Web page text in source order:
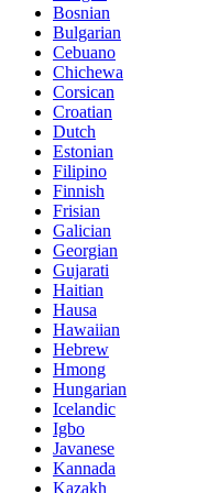
Bosnian
Bulgarian
Cebuano
Chichewa
Corsican
Croatian
Dutch
Estonian
Filipino
Finnish
Frisian
Galician
Georgian
Gujarati
Haitian
Hausa
Hawaiian
Hebrew
Hmong
Hungarian
Icelandic
Igbo
Javanese
Kannada
Kazakh